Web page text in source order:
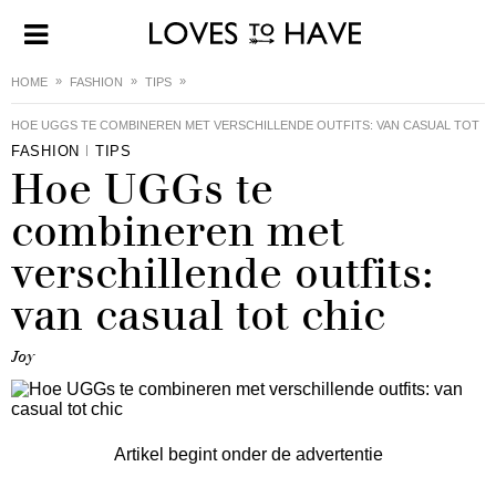
HOME FASHION TIPS
HOE UGGS TE COMBINEREN MET VERSCHILLENDE OUTFITS: VAN CASUAL TOT
FASHION TIPS
Hoe UGGs te
combineren met
verschillende outfits:
van casual tot chic
Joy
Artikel begint onder de advertentie